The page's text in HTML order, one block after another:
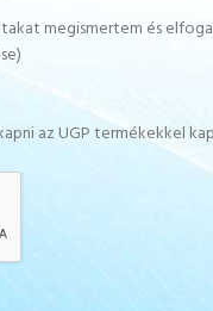
megismertem és
az UGP termékekkel